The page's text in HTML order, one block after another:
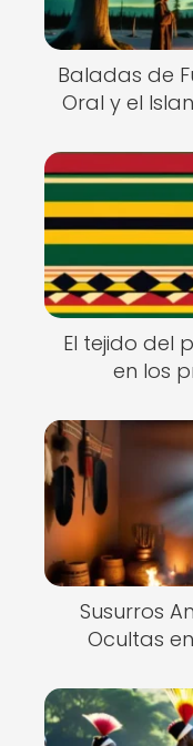
Baladas de
Oral y el
El tejido del
en los
Susurros
Ocultas